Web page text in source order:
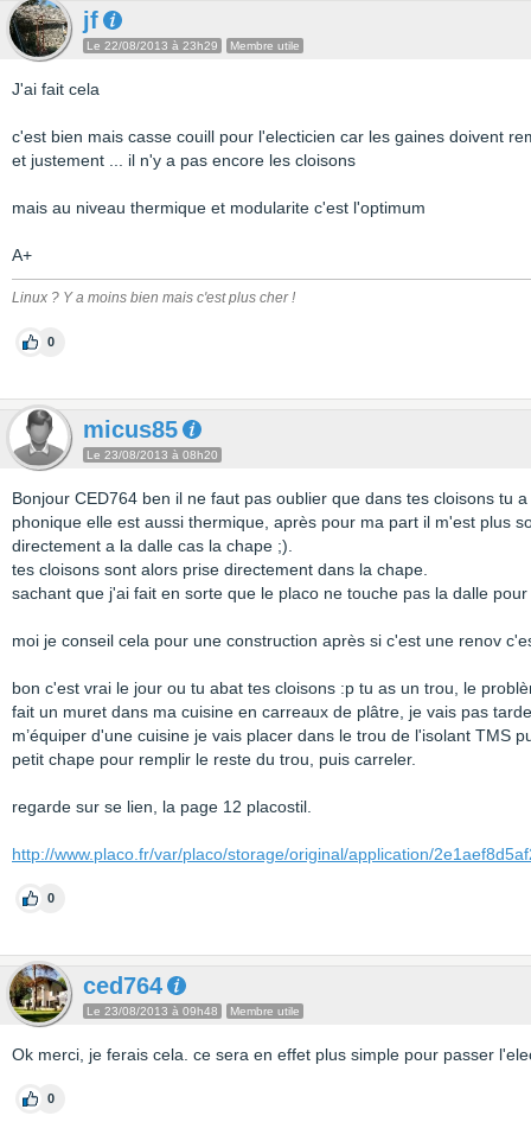
jf
Le 22/08/2013 à 23h29 Membre utile
J'ai fait cela
c'est bien mais casse couill pour l'electicien car les gaines doivent
et justement ... il n'y a pas encore les cloisons
mais au niveau thermique et modularite c'est l'optimum
A+
Linux ? Y a moins bien mais c'est plus cher !
0
micus85
Le 23/08/2013 à 08h20
Bonjour CED764 ben il ne faut pas oublier que dans tes cloisons tu
phonique elle est aussi thermique, après pour ma part il m'est plus
directement a la dalle cas la chape ;).
tes cloisons sont alors prise directement dans la chape.
sachant que j'ai fait en sorte que le placo ne touche pas la dalle
moi je conseil cela pour une construction après si c'est une renov
bon c'est vrai le jour ou tu abat tes cloisons :p tu as un trou, le
fait un muret dans ma cuisine en carreaux de plâtre, je vais pas
m’équiper d'une cuisine je vais placer dans le trou de l'isolant TMS
petit chape pour remplir le reste du trou, puis carreler.
regarde sur se lien, la page 12 placostil.
http://www.placo.fr/var/placo/storage/original/application/
0
ced764
Le 23/08/2013 à 09h48 Membre utile
Ok merci, je ferais cela. ce sera en effet plus simple pour passer
0